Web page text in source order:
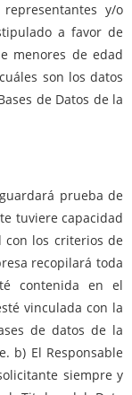
y/o
a favor de
menores de edad
son los datos
de Datos de la
prueba de
tuviere capacidad
los criterios de
recopilará toda
contenida en el
vinculada con la
de datos de la
b) El Responsable
siempre y